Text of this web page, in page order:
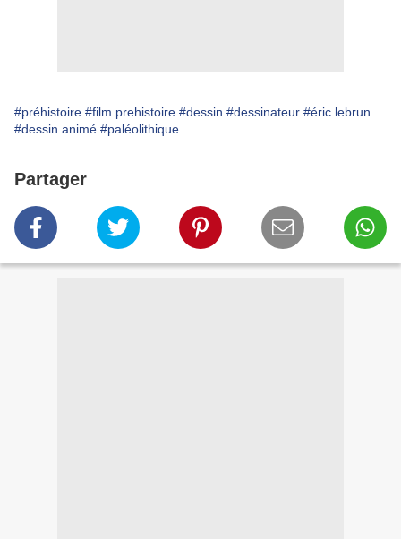
#préhistoire #film prehistoire #dessin #dessinateur #éric lebrun
#dessin animé #paléolithique
Partager